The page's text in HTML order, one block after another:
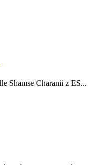
Shamse Charanii z ES...